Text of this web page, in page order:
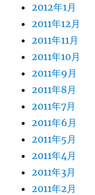
2012年1月
2011年12月
2011年11月
2011年10月
2011年9月
2011年8月
2011年7月
2011年6月
2011年5月
2011年4月
2011年3月
2011年2月